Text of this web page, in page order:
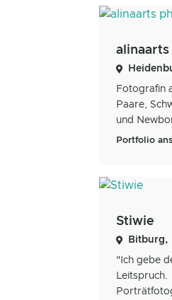
Fotografin
Paare,
und
Portfolio
Stiwie
Bitburg,
"Ich gebe
Leitspruch.